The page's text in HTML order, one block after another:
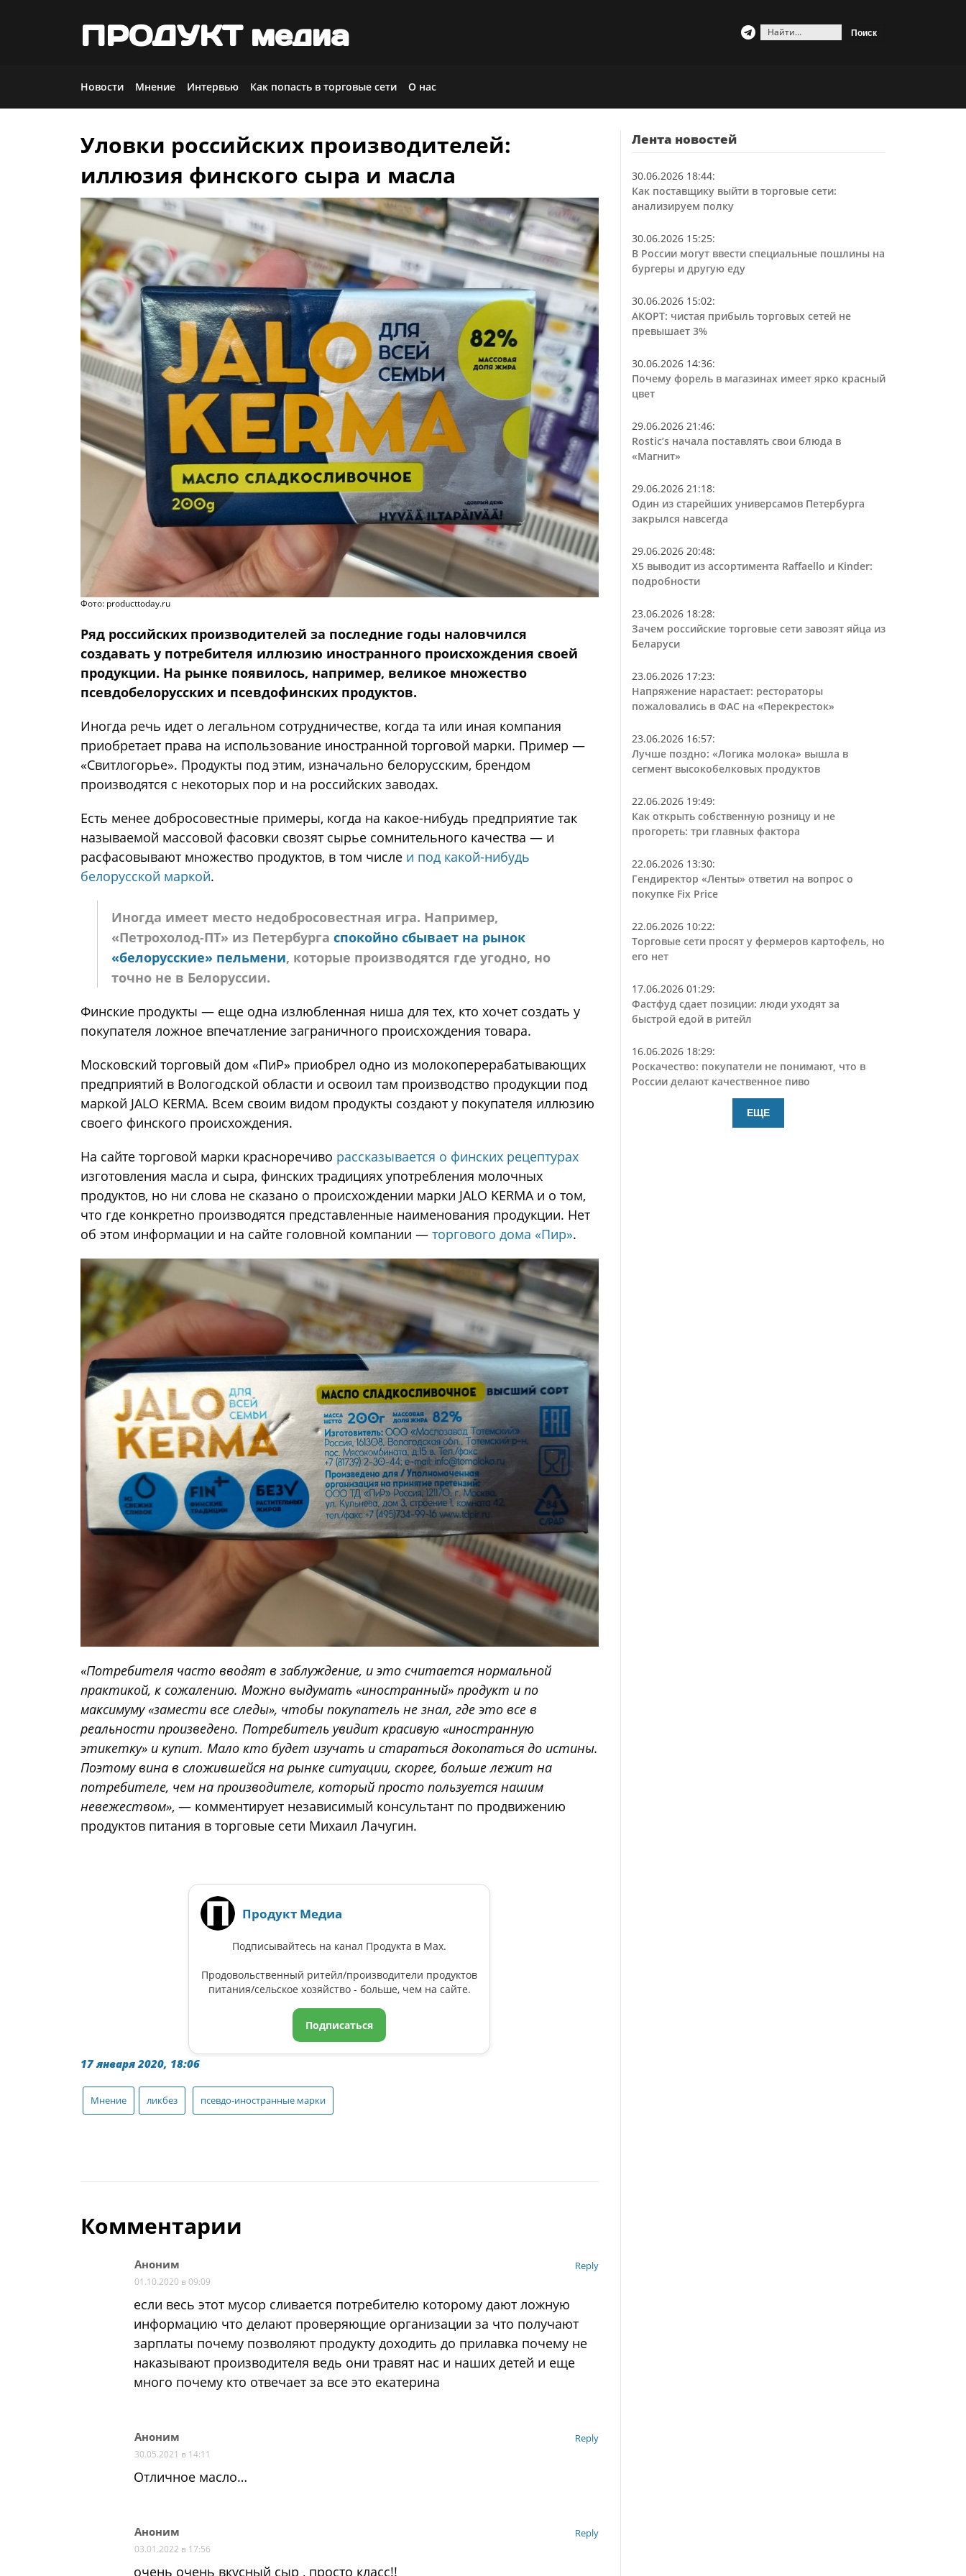
ПРОДУКТ медиа Найти:
Новости Мнение Интервью Как попасть в торговые сети О нас
Skip
content
Уловки российских производителей:
иллюзия финского сыра и масла
Фото: producttoday.ru
Ряд российских производителей за последние годы наловчился
создавать у потребителя иллюзию иностранного происхождения своей
продукции. На рынке появилось, например, великое множество
псевдобелорусских и псевдофинских продуктов.
Иногда речь идет о легальном сотрудничестве, когда та или иная компания
приобретает права на использование иностранной торговой марки. Пример —
«Свитлогорье». Продукты под этим, изначально белорусским, брендом
производятся с некоторых пор и на российских заводах.
Есть менее добросовестные примеры, когда на какое-нибудь предприятие так
называемой массовой фасовки свозят сырье сомнительного качества — и
расфасовывают множество продуктов, в том числе и под какой-нибудь
белорусской маркой.
Иногда имеет место недобросовестная игра. Например,
«Петрохолод-ПТ» из Петербурга спокойно сбывает на рынок
«белорусские» пельмени, которые производятся где угодно, но
точно не в Белоруссии.
Финские продукты — еще одна излюбленная ниша для тех, кто хочет создать у
покупателя ложное впечатление заграничного происхождения товара.
Московский торговый дом «ПиР» приобрел одно из молокоперерабатывающих
предприятий в Вологодской области и освоил там производство продукции под
маркой JALO KERMA. Всем своим видом продукты создают у покупателя иллюзию
своего финского происхождения.
На сайте торговой марки красноречиво рассказывается о финских рецептурах
изготовления масла и сыра, финских традициях употребления молочных
продуктов, но ни слова не сказано о происхождении марки JALO KERMA и о том,
что где конкретно производятся представленные наименования продукции. Нет
об этом информации и на сайте головной компании — торгового дома «Пир».
«Потребителя часто вводят в заблуждение, и это считается нормальной
практикой, к сожалению. Можно выдумать «иностранный» продукт и по
максимуму «замести все следы», чтобы покупатель не знал, где это все в
реальности произведено. Потребитель увидит красивую «иностранную
этикетку» и купит. Мало кто будет изучать и стараться докопаться до истины.
Поэтому вина в сложившейся на рынке ситуации, скорее, больше лежит на
потребителе, чем на производителе, который просто пользуется нашим
невежеством», — комментирует независимый консультант по продвижению
продуктов питания в торговые сети Михаил Лачугин.
Продукт Медиа
Подписывайтесь на канал Продукта в Max.
Продовольственный ритейл/производители продуктов
питания/сельское хозяйство - больше, чем на сайте.
Подписаться
17 января 2020, 18:06
Мнение ликбез псевдо-иностранные марки
Комментарии
Аноним
01.10.2020 в 09:09
если весь этот мусор сливается потребителю которому дают ложную
информацию что делают проверяющие организации за что получают
зарплаты почему позволяют продукту доходить до прилавка почему не
наказывают производителя ведь они травят нас и наших детей и еще
много почему кто отвечает за все это екатерина
Reply
Аноним
30.05.2021 в 14:11
Отличное масло…
Reply
Аноним
03.01.2022 в 17:56
очень очень вкусный сыр , просто класс!!
Reply
Лента новостей
30.06.2026 18:44:
Как поставщику выйти в торговые сети:
анализируем полку
30.06.2026 15:25:
В России могут ввести специальные пошлины на
бургеры и другую еду
30.06.2026 15:02:
АКОРТ: чистая прибыль торговых сетей не
превышает 3%
30.06.2026 14:36:
Почему форель в магазинах имеет ярко красный
цвет
29.06.2026 21:46:
Rostic’s начала поставлять свои блюда в
«Магнит»
29.06.2026 21:18:
Один из старейших универсамов Петербурга
закрылся навсегда
29.06.2026 20:48:
Х5 выводит из ассортимента Raffaello и Kinder:
подробности
23.06.2026 18:28:
Зачем российские торговые сети завозят яйца из
Беларуси
23.06.2026 17:23:
Напряжение нарастает: рестораторы
пожаловались в ФАС на «Перекресток»
23.06.2026 16:57:
Лучше поздно: «Логика молока» вышла в
сегмент высокобелковых продуктов
22.06.2026 19:49:
Как открыть собственную розницу и не
прогореть: три главных фактора
22.06.2026 13:30:
Гендиректор «Ленты» ответил на вопрос о
покупке Fix Price
22.06.2026 10:22:
Торговые сети просят у фермеров картофель, но
его нет
17.06.2026 01:29:
Фастфуд сдает позиции: люди уходят за
быстрой едой в ритейл
16.06.2026 18:29:
Роскачество: покупатели не понимают, что в
России делают качественное пиво
ЕЩЕ